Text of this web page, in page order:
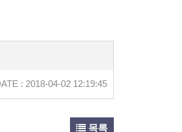
: 2018-04-02 12:19:45
목록